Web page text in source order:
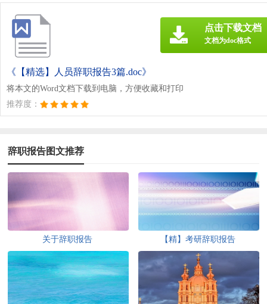
《【精选】人员辞职报告3篇.doc》
将本文的Word文档下载到电脑，方便收藏和打印
推荐度：
点击下载文档
文档为doc格式
辞职报告图文推荐
关于辞职报告 【精】考研辞职报告